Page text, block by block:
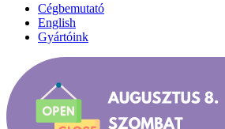
Cégbemutató
English
Gyártóink